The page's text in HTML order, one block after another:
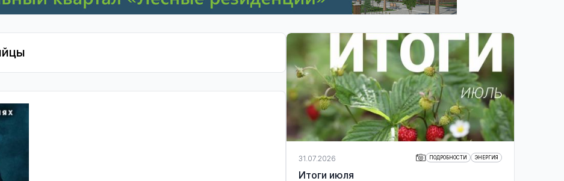
31.07.2026 ПОДРОБНОСТИ ЭНЕРГИЯ
Итоги июля